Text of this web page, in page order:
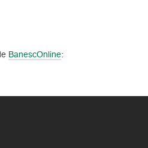
BanescOnline: